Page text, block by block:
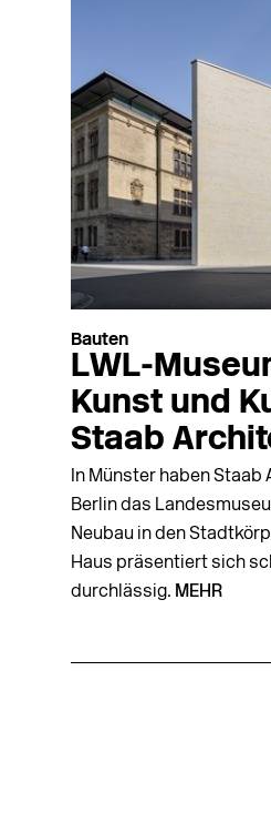
Bauten
LWL-
Kunst und
Staab
In Münster haben
Berlin das
Neubau in den
Haus präsentiert sich
durchlässig. MEHR